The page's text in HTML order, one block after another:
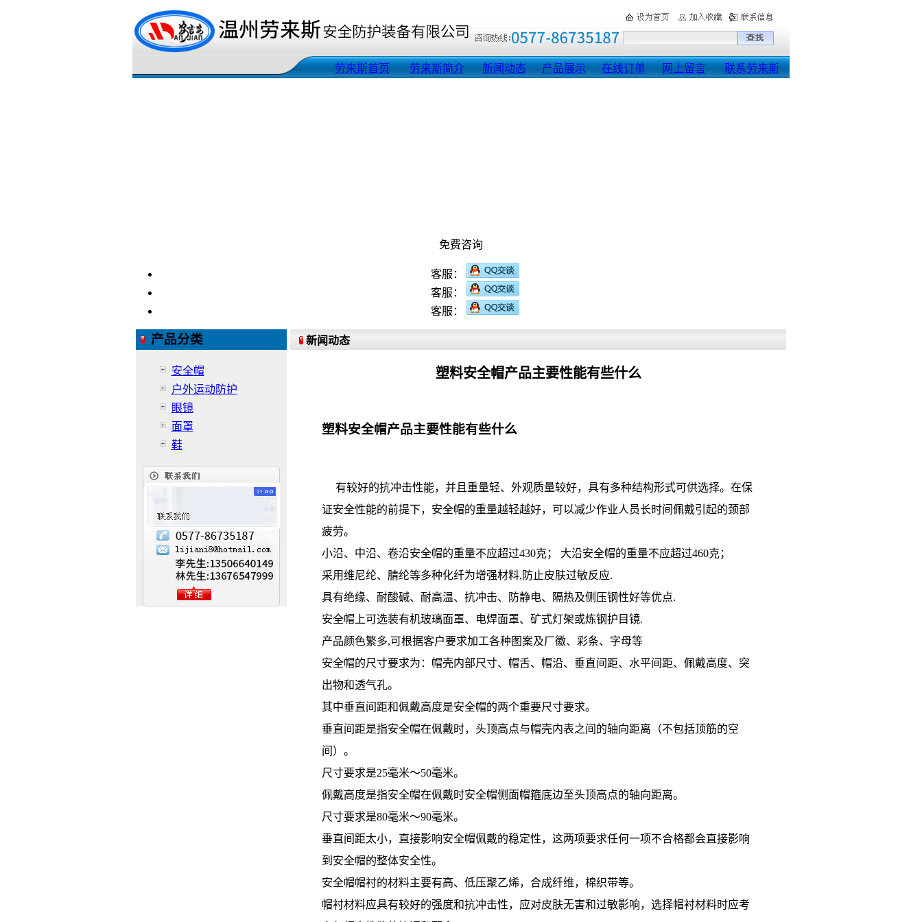
劳来斯首页 劳来斯简介 新闻动态 产品展示 在线订单 网上留言 联系劳来斯
免费咨询
客服：
客服：
客服：
产品分类
安全帽
户外运动防护
眼镜
面罩
鞋
新闻动态
塑料安全帽产品主要性能有些什么
塑料安全帽产品主要性能有些什么
有较好的抗冲击性能，并且重量轻、外观质量较好，具有多种结构形式可供选择。在保
证安全性能的前提下，安全帽的重量越轻越好，可以减少作业人员长时间佩戴引起的颈部
疲劳。
小沿、中沿、卷沿安全帽的重量不应超过430克； 大沿安全帽的重量不应超过460克；
采用维尼纶、腈纶等多种化纤为增强材料,防止皮肤过敏反应.
具有绝缘、耐酸碱、耐高温、抗冲击、防静电、隔热及侧压钢性好等优点.
安全帽上可选装有机玻璃面罩、电焊面罩、矿式灯架或炼钢护目镜.
产品颜色繁多,可根据客户要求加工各种图案及厂徽、彩条、字母等
安全帽的尺寸要求为：帽壳内部尺寸、帽舌、帽沿、垂直间距、水平间距、佩戴高度、突
出物和透气孔。
其中垂直间距和佩戴高度是安全帽的两个重要尺寸要求。
垂直间距是指安全帽在佩戴时，头顶高点与帽壳内表之间的轴向距离（不包括顶筋的空
间）。
尺寸要求是25毫米～50毫米。
佩戴高度是指安全帽在佩戴时安全帽侧面帽箍底边至头顶高点的轴向距离。
尺寸要求是80毫米～90毫米。
垂直间距太小，直接影响安全帽佩戴的稳定性，这两项要求任何一项不合格都会直接影响
到安全帽的整体安全性。
安全帽帽衬的材料主要有高、低压聚乙烯，合成纤维，棉织带等。
帽衬材料应具有较好的强度和抗冲击性，应对皮肤无害和过敏影响，选择帽衬材料时应考